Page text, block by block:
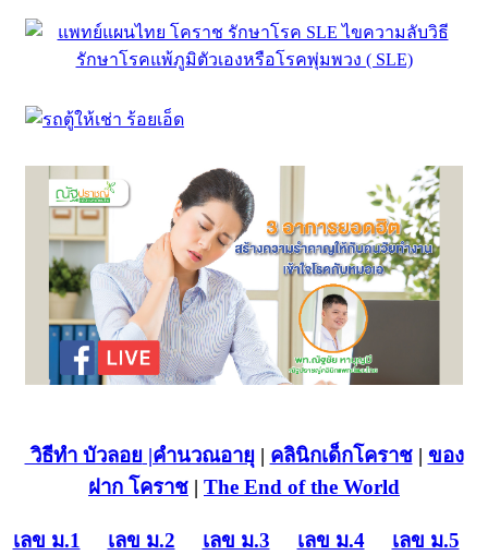
วิธีทำ บัวลอย |คำนวณอายุ | คลินิกเด็กโคราช| ของ
ฝาก โคราช | The End of the World
เลข ม.1 เลข ม.2 เลข ม.3 เลข ม.4
เลข ม.5